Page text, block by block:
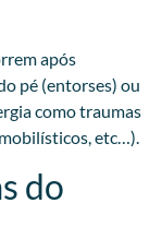
após
pé (entorses) ou
como traumas
etc…).
do